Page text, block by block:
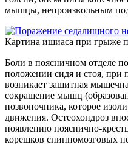
мышцы, непроизвольным
Картина ишиаса при грыже
Боли в поясничном отделе
положении сидя и стоя, при
возникает защитная
сокращение мышц
позвоночника, которое
движения. Остеохондроз
появлению пояснично-
корешков спинномозговых